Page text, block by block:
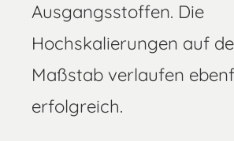
Ausgangsstoffen. Die
Hochskalierungen auf
Maßstab verlaufen
erfolgreich.